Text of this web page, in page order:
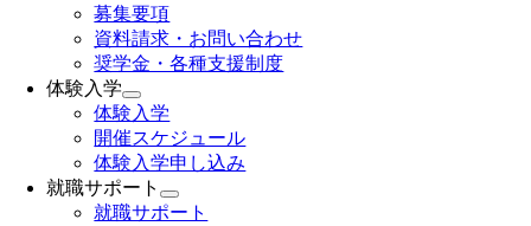
募集要項
資料請求・お問い合わせ
奨学金・各種支援制度
体験入学
体験入学
開催スケジュール
体験入学申し込み
就職サポート
就職サポート